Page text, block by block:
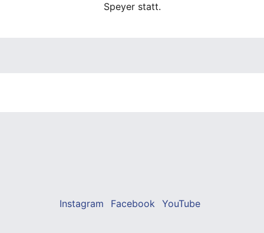
Speyer statt.
Instagram Facebook YouTube